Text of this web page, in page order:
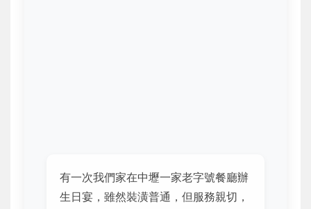
有一次我們家在中壢一家老字號餐廳辦
生日宴，雖然裝潢普通，但服務親切，